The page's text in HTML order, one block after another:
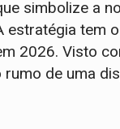
simbolize a
estratégia tem
2026. Visto
rumo de uma